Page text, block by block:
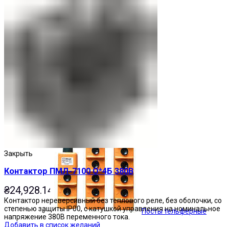
Посты тельферные
Закрыть
Контактор ПМЛ-7100 О*4Б 380В
₴24,928.14
Контактор нереверсивный без теплового реле, без оболочки, со
степенью защиты IP00, с катушкой управления на номинальное
напряжение 380В переменного тока.
Добавить в список желаний